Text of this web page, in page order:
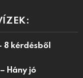
8 kérdésből
Hány jó